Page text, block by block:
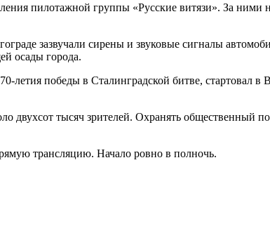
пилотажной группы «Русские витязи». За ними
зазвучали сирены и звуковые сигналы
осады города.
летия победы в Сталинградской битве, стартовал в
двухсот тысяч зрителей. Охранять общественный
трансляцию. Начало ровно в полночь.